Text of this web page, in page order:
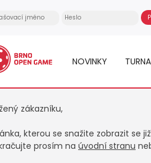
NOVINKY
zákazníku,
kterou se snažite zobrazit se
prosím na úvodní stranu